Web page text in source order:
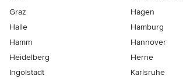
Graz
Hagen
Halle
Hamburg
Hamm
Hannover
Heidelberg
Herne
Ingolstadt
Karlsruhe